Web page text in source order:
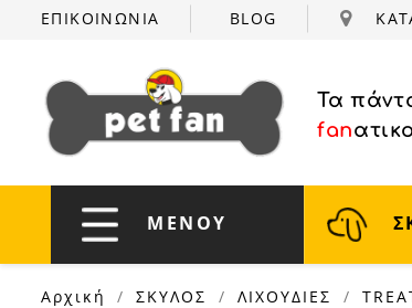
ΕΠΙΚΟΙΝΩΝΙΑ BLOG
Τα
fan
ΜΕΝΟΥ
Αρχική ΣΚΥΛΟΣ ΛΙΧΟΥΔΙΕΣ